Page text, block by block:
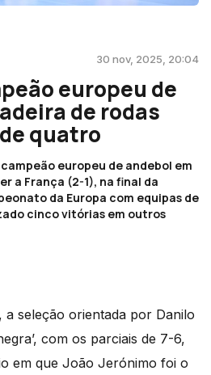
30 nov, 2025, 20:04
europeu de
de rodas
quatro
europeu de andebol em
a França (2-1), na final da
da Europa com equipas de
cinco vitórias em outros
a seleção orientada por Danilo
com os parciais de 7-6,
em que João Jerónimo foi o